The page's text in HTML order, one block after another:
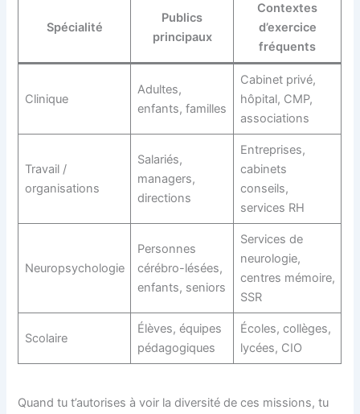
Spécialité
Publics
principaux
Contextes
d’exercice
fréquents
Clinique
Adultes,
enfants, familles
Cabinet privé,
hôpital, CMP,
associations
Travail /
organisations
Salariés,
managers,
directions
Entreprises,
cabinets
conseils,
services RH
Neuropsychologie
Personnes
cérébro-lésées,
enfants, seniors
Services de
neurologie,
centres mémoire,
SSR
Scolaire
Élèves, équipes
pédagogiques
Écoles, collèges,
lycées, CIO
Quand tu t’autorises à voir la diversité de ces missions, tu